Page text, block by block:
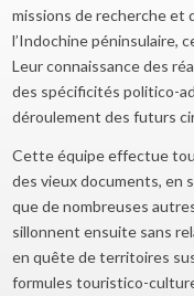
missions de recherche
l’Indochine péninsulaire,
Leur connaissance des
des spécificités politico-
déroulement des futurs
Cette équipe effectue
des vieux documents, en
que de nombreuses
sillonnent ensuite sans
en quête de territoires
formules touristico-